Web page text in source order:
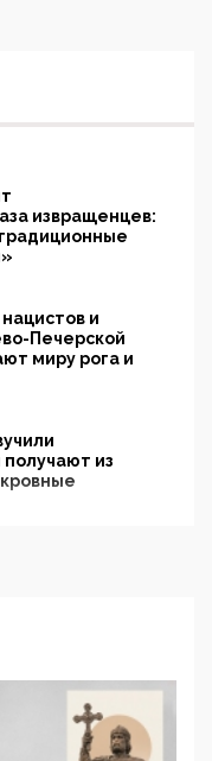
извращенцев:
и
Печерской
миру рога и
из
но